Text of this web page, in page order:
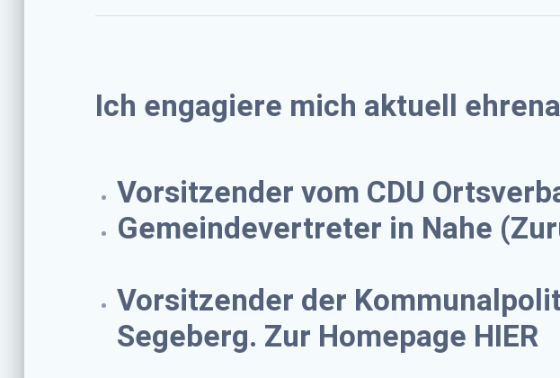
Ich engagiere mich aktuell
Vorsitzender vom CDU
Gemeindevertreter in Nahe
Vorsitzender der
Segeberg. Zur Homepage HIER